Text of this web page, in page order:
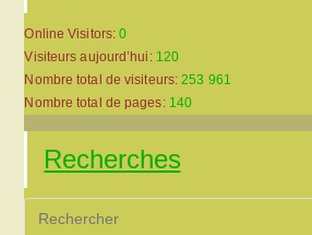
Online Visitors:0
Visiteurs aujourd’hui: 120
Nombre total de visiteurs:253 961
Nombre total de pages: 140
Recherches